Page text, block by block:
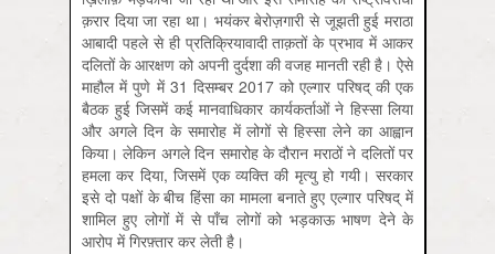
क़रार दिया जा रहा था। भयंकर बेरोज़गारी से जूझती हुई मराठा
आबादी पहले से ही प्रतिक्रियावादी ताक़तों के प्रभाव में आकर
दलितों के आरक्षण को अपनी दुर्दशा की वजह मानती रही है। ऐसे
माहौल में पुणे में 31 दिसम्बर 2017 को एल्गार परिषद् की एक
बैठक हुई जिसमें कई मानवाधिकार कार्यकर्ताओं ने हिस्सा लिया
और अगले दिन के समारोह में लोगों से हिस्सा लेने का आह्वान
किया। लेकिन अगले दिन समारोह के दौरान मराठों ने दलितों पर
हमला कर दिया, जिसमें एक व्यक्ति की मृत्यु हो गयी। सरकार
इसे दो पक्षों के बीच हिंसा का मामला बनाते हुए एल्गार परिषद् में
शामिल हुए लोगों में से पाँच लोगों को भड़काऊ भाषण देने के
आरोप में गिरफ़्तार कर लेती है।